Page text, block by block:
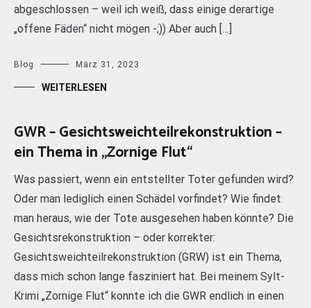
abgeschlossen – weil ich weiß, dass einige derartige
„offene Fäden“ nicht mögen -;)) Aber auch […]
Blog März 31, 2023
WEITERLESEN
GWR – Gesichtsweichteilrekonstruktion –
ein Thema in „Zornige Flut“
Was passiert, wenn ein entstellter Toter gefunden wird?
Oder man lediglich einen Schädel vorfindet? Wie findet
man heraus, wie der Tote ausgesehen haben könnte? Die
Gesichtsrekonstruktion – oder korrekter:
Gesichtsweichteilrekonstruktion (GRW) ist ein Thema,
dass mich schon lange fasziniert hat. Bei meinem Sylt-
Krimi „Zornige Flut“ konnte ich die GWR endlich in einen